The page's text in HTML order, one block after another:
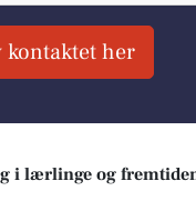
kontaktet her
i lærlinge og